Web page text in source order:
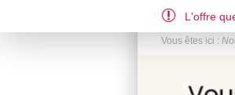
Vous êtes ici :
L'offre